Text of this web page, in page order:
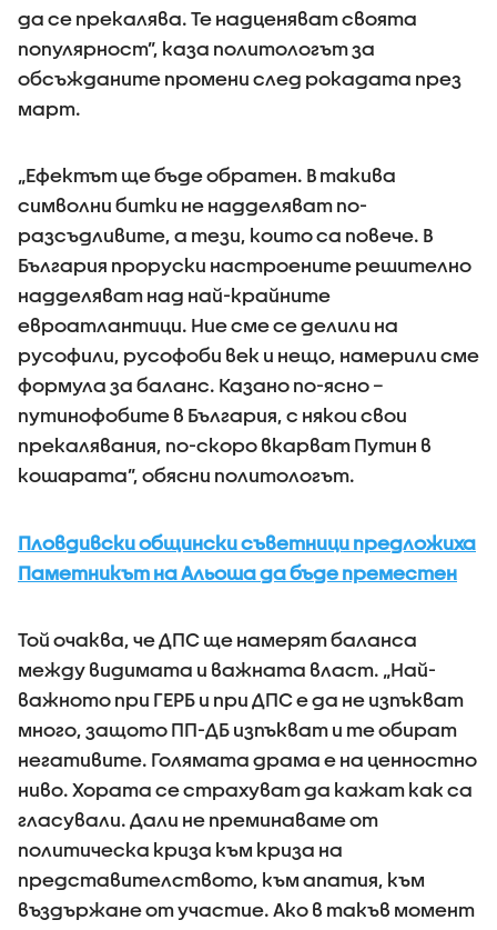
да се прекалява. Те надценяват своята
популярност”, каза политологът за
обсъжданите промени след рокадата през
март.
„Ефектът ще бъде обратен. В такива
символни битки не надделяват по-
разсъдливите, а тези, които са повече. В
България проруски настроените решително
надделяват над най-крайните
евроатлантици. Ние сме се делили на
русофили, русофоби век и нещо, намерили сме
формула за баланс. Казано по-ясно –
путинофобите в България, с някои свои
прекалявания, по-скоро вкарват Путин в
кошарата”, обясни политологът.
Пловдивски общински съветници предложиха
Паметникът на Альоша да бъде преместен
Той очаква, че ДПС ще намерят баланса
между видимата и важната власт. „Най-
важното при ГЕРБ и при ДПС е да не изпъкват
много, защото ПП-ДБ изпъкват и те обират
негативите. Голямата драма е на ценностно
ниво. Хората се страхуват да кажат как са
гласували. Дали не преминаваме от
политическа криза към криза на
представителството, към апатия, към
въздържане от участие. Ако в такъв момент